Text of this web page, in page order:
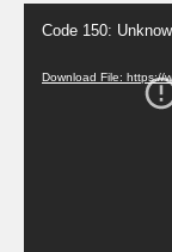
Video
Player
Code 150:
Download File: https://